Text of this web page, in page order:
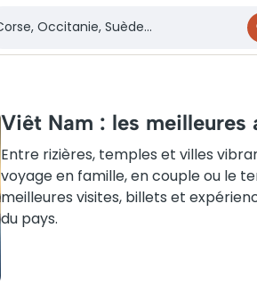
Viêt Nam : les
Entre rizières, temples et villes
voyage en famille, en couple ou le
meilleures visites, billets et
du pays.